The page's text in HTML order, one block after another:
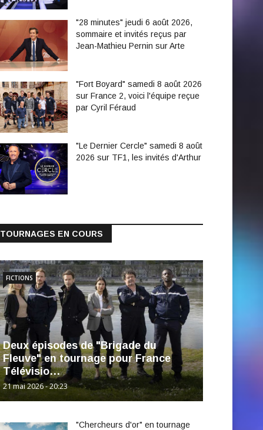
"28 minutes" jeudi 6 août 2026,
sommaire et invités reçus par
Jean-Mathieu Pernin sur Arte
"Fort Boyard" samedi 8 août 2026
sur France 2, voici l'équipe reçue
par Cyril Féraud
"Le Dernier Cercle" samedi 8 août
2026 sur TF1, les invités d'Arthur
TOURNAGES EN COURS
Deux épisodes de "Brigade du
Fleuve" en tournage pour France
Télévisio…
21 mai 2026 - 20:23
FICTIONS
"Chercheurs d'or" en tournage